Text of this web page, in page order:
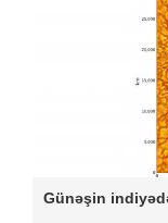
Günəşin